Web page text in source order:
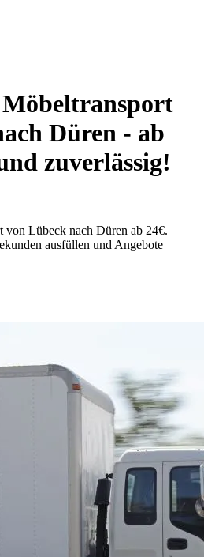
Düren - ab
zuverlässig!
von Lübeck nach Düren ab 24€.
ausfüllen und Angebote